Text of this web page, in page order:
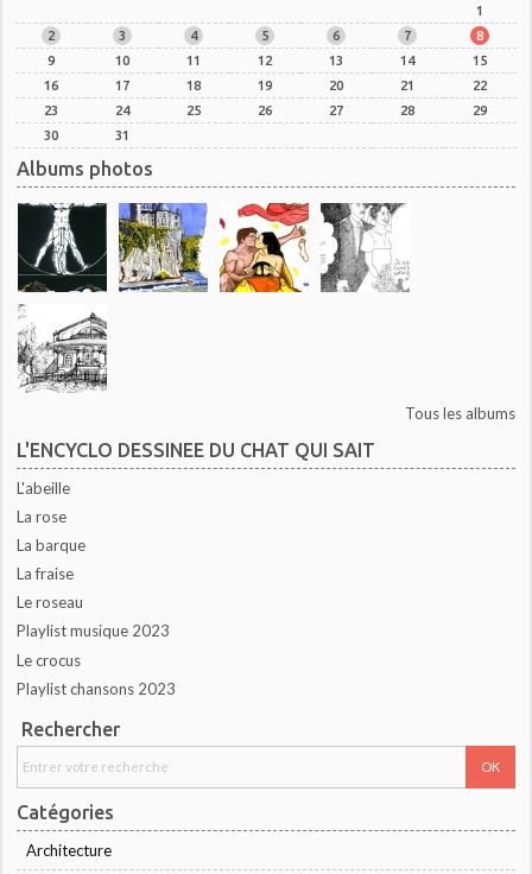
1
2
3 4 5 6 7
8
9
10 11 12 13 14
15
16
17 18 19 20 21
22
23
24 25 26 27 28
29
30
31
Albums photos
Tous les albums
L'ENCYCLO DESSINEE DU CHAT QUI SAIT
L'abeille
La rose
La barque
La fraise
Le roseau
Playlist musique 2023
Le crocus
Playlist chansons 2023
Rechercher
Catégories
Architecture